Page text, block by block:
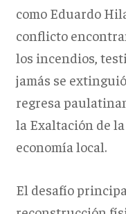
como Eduardo
conflicto
los incendios,
jamás se
regresa
la Exaltación de
economía local.
El desafío